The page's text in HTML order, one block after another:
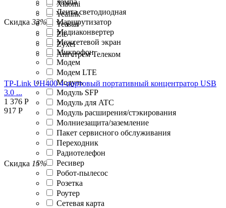
Xiaomi
Yealink
Yeastar
Zte
Zyxel
Ангстрем Телеком
Лента светодиодная
Маршрутизатор
Медиаконвертер
Межсетевой экран
Микрофон
Модем
Модем LTE
Модуль
Модуль SFP
Модуль для ATC
Модуль расширения/стэкирования
Молниезащита/заземление
Пакет сервисного обслуживания
Переходник
Радиотелефон
Ресивер
Робот-пылесос
Розетка
Роутер
Сетевая карта
Скидка 33%
TP-Link UH400 4-портовый портативный концентратор USB
3.0 ...
1 376 Р
917 Р
Скидка 15%